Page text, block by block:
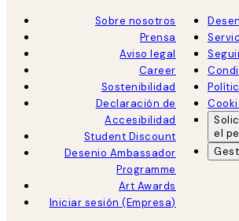
Sobre nosotros
Prensa
Aviso legal
Career
Sostenibilidad
Declaración de
Accesibilidad
Student Discount
Desenio Ambassador
Programme
Art Awards
Iniciar sesión (Empresa)
el